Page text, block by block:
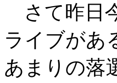
さて昨日
ライブがあ
あまりの落